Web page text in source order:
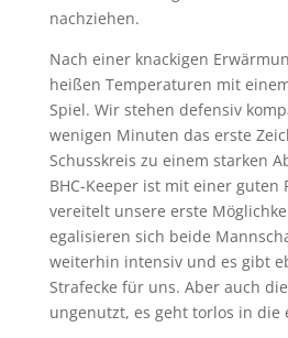
nachziehen.
Nach einer knackigen
heißen Temperaturen mit
Spiel. Wir stehen defensiv
wenigen Minuten das erste
Schusskreis zu einem starken
BHC-Keeper ist mit einer guten
vereitelt unsere erste
egalisieren sich beide
weiterhin intensiv und es gibt
Strafecke für uns. Aber auch
ungenutzt, es geht torlos in die